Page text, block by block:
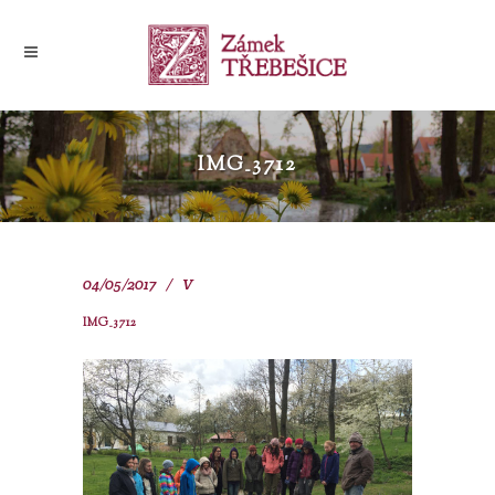
IMG_3712
04/05/2017 V
IMG_3712